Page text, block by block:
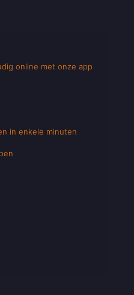
online met onze app
in enkele minuten